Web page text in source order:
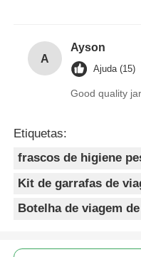
A
Ayson
Ajuda (15)
Good quality
Etiquetas:
frascos de higiene
Kit de garrafas de
Botelha de viagem